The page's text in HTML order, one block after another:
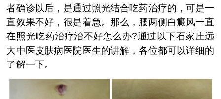
者确诊以后，是通过照光结合吃药治疗的，可是一
直效果不好，很是着急。那么，腰两侧白癜风一直
在照光吃药治疗治不好怎么办?通过以下石家庄远
大中医皮肤病医院医生的讲解，各位都可以详细的
了解一下。